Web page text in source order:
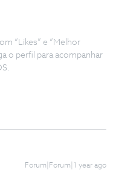
“Likes” e “Melhor
o perfil para acompanhar
Forum|Forum|1 year ago